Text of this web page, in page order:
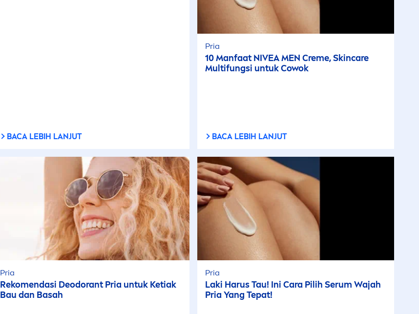
BACA LEBIH LANJUT
Pria
10 ManfaatNIVEAMEN Creme,Skincare
Multifungsi untuk Cowok
BACA LEBIH LANJUT
Pria
Rekomendasi Deodorant Pria untuk Ketiak
Bau dan Basah
Pria
Laki Harus Tau! Ini Cara Pilih Serum Wajah
Pria Yang Tepat!